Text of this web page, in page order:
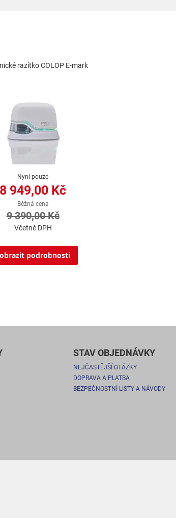
razítko COLOP E-mark
Nyní pouze
8 949,00 Kč
Běžná cena
9 390,00 Kč
Včetně DPH
podrobnosti
STAV OBJEDNÁVKY
NEJČASTĚJŠÍ OTÁZKY
DOPRAVA A PLATBA
BEZPEČNOSTNÍ LISTY A NÁVODY